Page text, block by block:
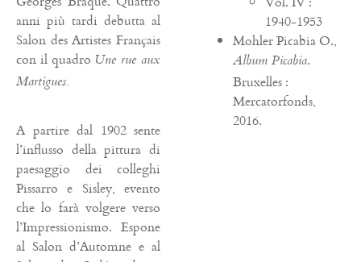
anni più tardi debutta al
Salon des Artistes Français
con il quadro Une rue aux
Martigues.
A partire dal 1902 sente
l’influsso della pittura di
paesaggio dei colleghi
Pissarro e Sisley, evento
che lo farà volgere verso
l’Impressionismo. Espone
al Salon d’Automne e al
1940-1953
Mohler Picabia O.,
Album Picabia.
Bruxelles :
Mercatorfonds,
2016.